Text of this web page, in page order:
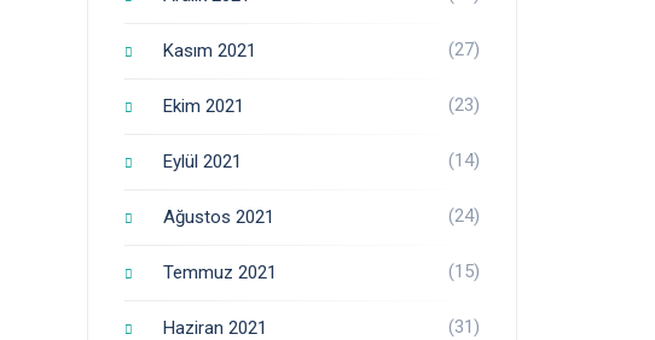
Kasım 2021 (27)
Ekim 2021 (23)
Eylül 2021 (14)
Ağustos 2021 (24)
Temmuz 2021 (15)
Haziran 2021 (31)